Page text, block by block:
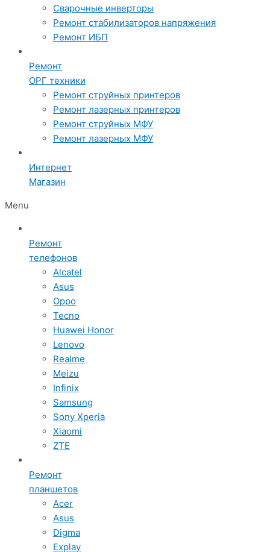
Сварочные инверторы
Ремонт стабилизаторов напряжения
Ремонт ИБП
Ремонт
ОРГ техники
Ремонт струйных принтеров
Ремонт лазерных принтеров
Ремонт струйных МФУ
Ремонт лазерных МФУ
Интернет
Магазин
Menu
Ремонт
телефонов
Alcatel
Asus
Oppo
Tecno
Huawei Honor
Lenovo
Realme
Meizu
Infinix
Samsung
Sony Xperia
Xiaomi
ZTE
Ремонт
планшетов
Acer
Asus
Digma
Explay